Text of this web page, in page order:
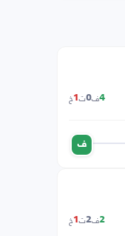
4ف0ت 1خ
ف
2ف2ت 1خ